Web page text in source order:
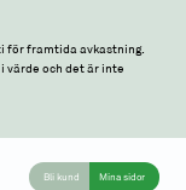
för framtida avkastning.
värde och det är inte
Bli kund Mina sidor